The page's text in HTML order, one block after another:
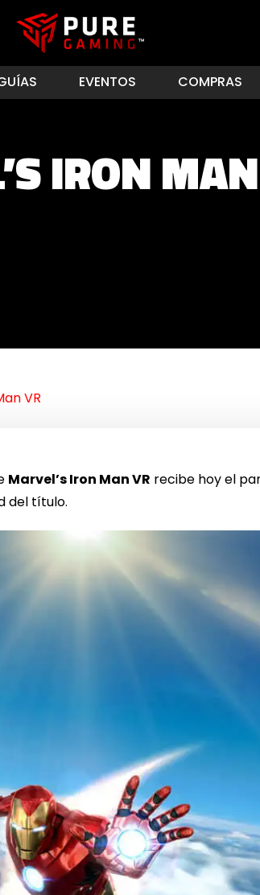
EVENTOS COMPRAS
IRON
VR
Marvel’s Iron Man VR recibe hoy el
del título.